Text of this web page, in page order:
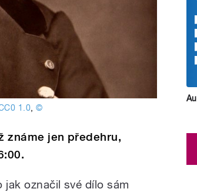
1.0,©
známe jen předehru,
jak označil své dílo sám